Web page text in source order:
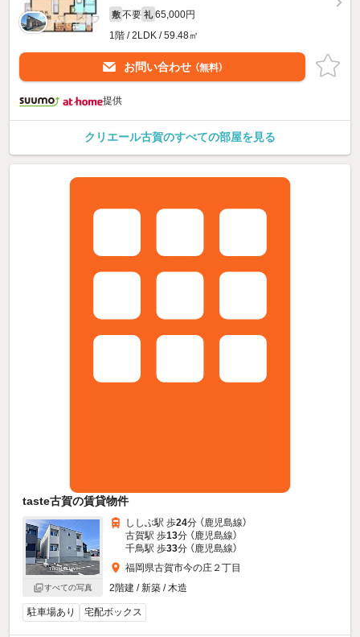
敷 不要 礼 65,000円
1階 / 2LDK / 59.48㎡
お問い合わせ （無料）
提供
クリエール古賀のすべての部屋を見る
taste古賀の賃貸物件
すべての写真
ししぶ駅 歩24分 （鹿児島線）
古賀駅 歩13分 （鹿児島線）
千鳥駅 歩33分 （鹿児島線）
福岡県古賀市今の庄２丁目
2階建 / 新築 / 木造
駐車場あり 宅配ボックス